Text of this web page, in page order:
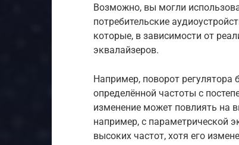
Возможно, вы могли
потребительские
которые, в зависимости от
эквалайзеров.
Например, поворот регулятора
определённой частоты с
изменение может повлиять на
например, с параметрической
высоких частот, хотя его